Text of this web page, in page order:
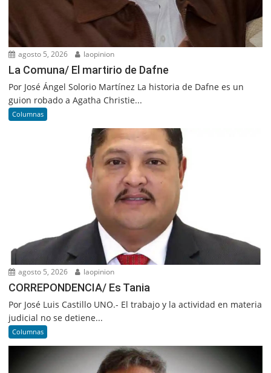
agosto 5, 2026 laopinion
La Comuna/ El martirio de Dafne
Por José Ángel Solorio Martínez La historia de Dafne es un
guion robado a Agatha Christie...
Columnas
agosto 5, 2026 laopinion
CORREPONDENCIA/ Es Tania
Por José Luis Castillo UNO.- El trabajo y la actividad en materia
judicial no se detiene...
Columnas